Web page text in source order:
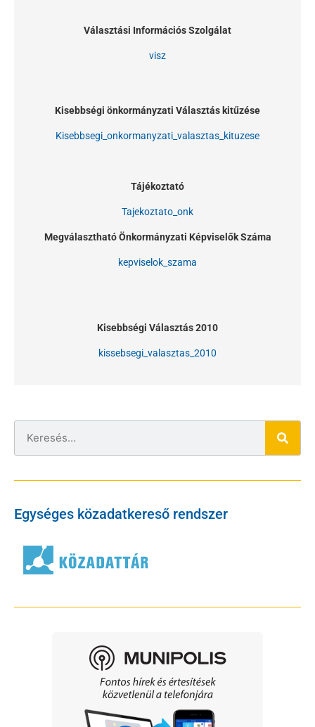
Választási Információs Szolgálat
visz
Kisebbségi önkormányzati Választás kitűzése
Kisebbsegi_onkormanyzati_valasztas_kituzese
Tájékoztató
Tajekoztato_onk
Megválasztható Önkormányzati Képviselők Száma
kepviselok_szama
Kisebbségi Választás 2010
kissebsegi_valasztas_2010
Egységes közadatkereső rendszer